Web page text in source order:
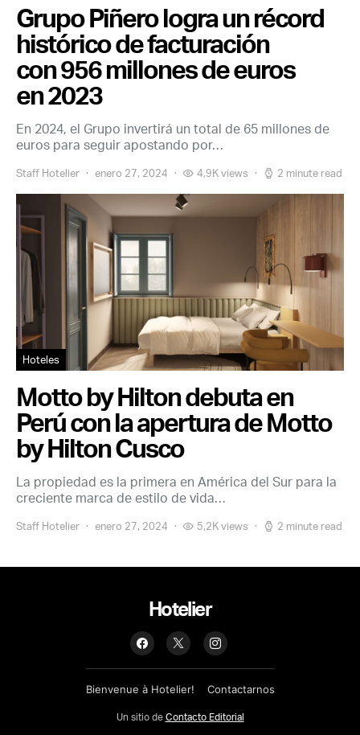
Grupo Piñero logra un récord
histórico de facturación
con 956 millones de euros
en 2023
En 2024, el Grupo invertirá un total de 65 millones de
euros para seguir apostando por…
Staff Hotelier enero 27, 2024 4,9K views 2 minute read
Hoteles
Motto by Hilton debuta en
Perú con la apertura de Motto
by Hilton Cusco
La propiedad es la primera en América del Sur para la
creciente marca de estilo de vida…
Staff Hotelier enero 27, 2024 5,2K views 2 minute read
Hotelier
Bienvenue à Hotelier! Contactarnos
Un sitio de Contacto Editorial